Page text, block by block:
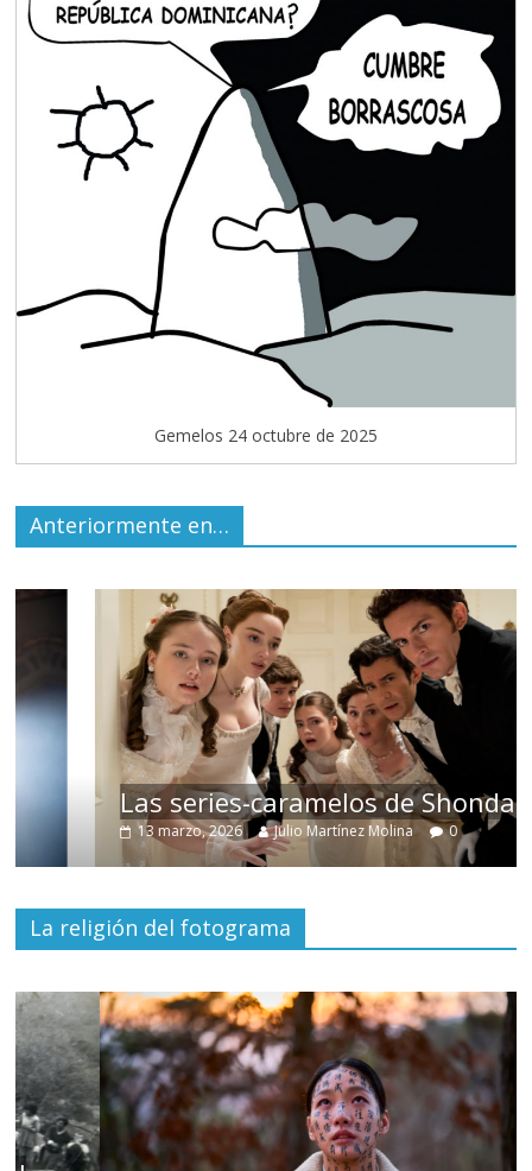
Gemelos 24 octubre de 2025
Anteriormente en…
Las series-caramelos de Shondaland
13 marzo, 2026 Julio Martínez Molina 0
La religión del fotograma